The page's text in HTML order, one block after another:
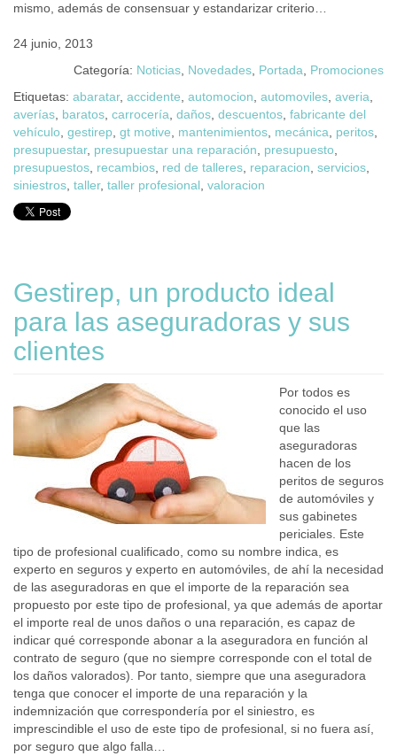
mismo, además de consensuar y estandarizar criterio…
24 junio, 2013
Categoría: Noticias Novedades Portada
Promociones
Etiquetas: abaratar, accidente automocion automoviles averia
averías baratos carrocería daños descuentos fabricante del
vehículo gestirep gt motive mantenimientos mecánica peritos
presupuestar, presupuestar una reparación presupuesto
presupuestos recambios red de talleres reparacion servicios
siniestros taller, taller profesional valoracion
Gestirep, un producto ideal
para las aseguradoras y sus
clientes
Por todos es
conocido el uso
que las
aseguradoras
hacen de los
peritos de seguros
de automóviles y
sus gabinetes
periciales. Este
tipo de profesional cualificado, como su nombre indica, es
experto en seguros y experto en automóviles, de ahí la necesidad
de las aseguradoras en que el importe de la reparación sea
propuesto por este tipo de profesional, ya que además de aportar
el importe real de unos daños o una reparación, es capaz de
indicar qué corresponde abonar a la aseguradora en función al
contrato de seguro (que no siempre corresponde con el total de
los daños valorados). Por tanto, siempre que una aseguradora
tenga que conocer el importe de una reparación y la
indemnización que correspondería por el siniestro, es
imprescindible el uso de este tipo de profesional, si no fuera así,
por seguro que algo falla…